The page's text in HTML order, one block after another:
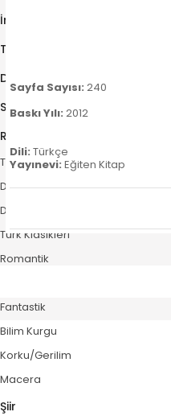
İnceleme
Türk Mektup
Dünya Mektup
Söyleşi-Röportaj
Roman
Türkiye Roman
Dünya Roman
Dünya Klasikleri
Türk Klasikleri
Romantik
Fantastik
Bilim Kurgu
Korku/Gerilim
Macera
Şiir
Sayfa Sayısı: 240
Baskı Yılı: 2012
Dili: Türkçe
Yayınevi: Eğiten Kitap